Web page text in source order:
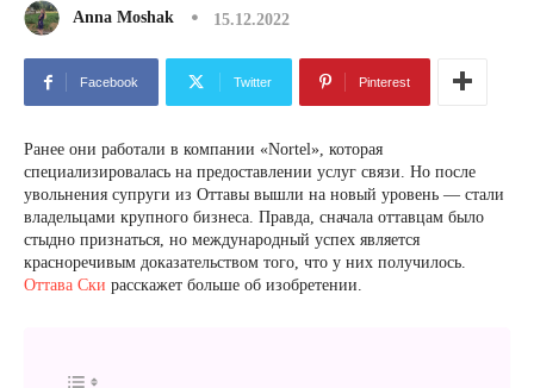
Anna Moshak 15.12.2022
Facebook Twitter Pinterest
Ранее они работали в компании «Nortel», которая
специализировалась на предоставлении услуг связи. Но после
увольнения супруги из Оттавы вышли на новый уровень — стали
владельцами крупного бизнеса. Правда, сначала оттавцам было
стыдно признаться, но международный успех является
красноречивым доказательством того, что у них получилось.
Оттава Ски расскажет больше об изобретении.